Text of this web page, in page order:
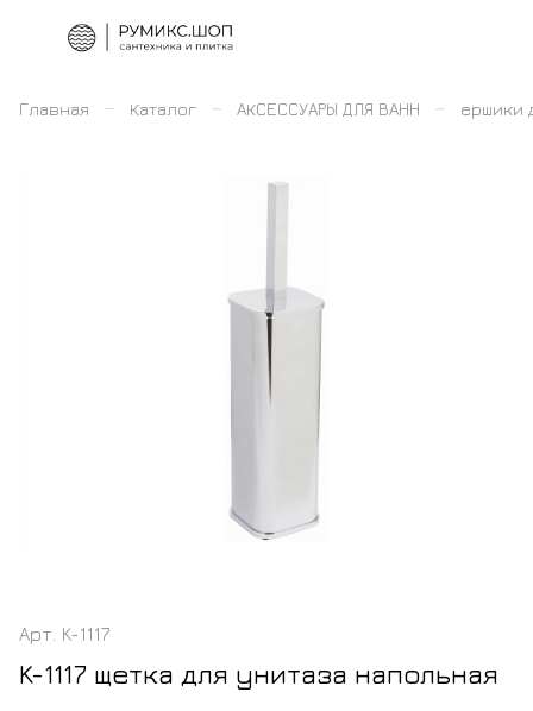
Главная – Каталог – АКСЕССУАРЫ ДЛЯ ВАНН – ершики
Арт. K-1117
K-1117 щетка для унитаза напольная